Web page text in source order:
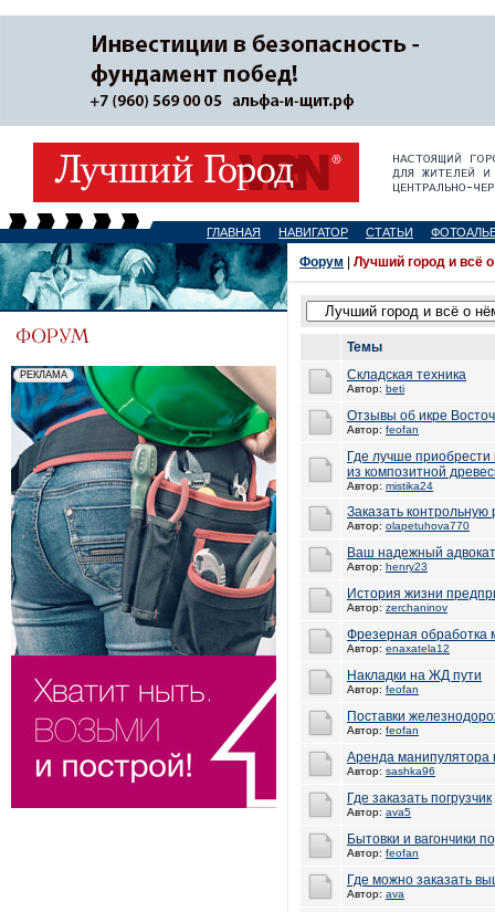
ГЛАВНАЯ НАВИГАТОР СТАТЬИ
Форум Лучший город и всё
Темы
Складская техника
Автор: beti
Отзывы об икре
Автор: feofan
Где лучше
из композитной
Автор: mistika24
Заказать контрольную
Автор: olapetuhova770
Ваш надежный
Автор: henry23
История жизни
Автор: zerchaninov
Фрезерная обработка
Автор: enaxatela12
Накладки на ЖД пути
Автор: feofan
Поставки
Автор: feofan
Аренда манипулятора
Автор: sashka96
Где заказать погрузчик
Автор: ava5
Бытовки и вагончики
Автор: feofan
Где можно заказать
Автор: ava